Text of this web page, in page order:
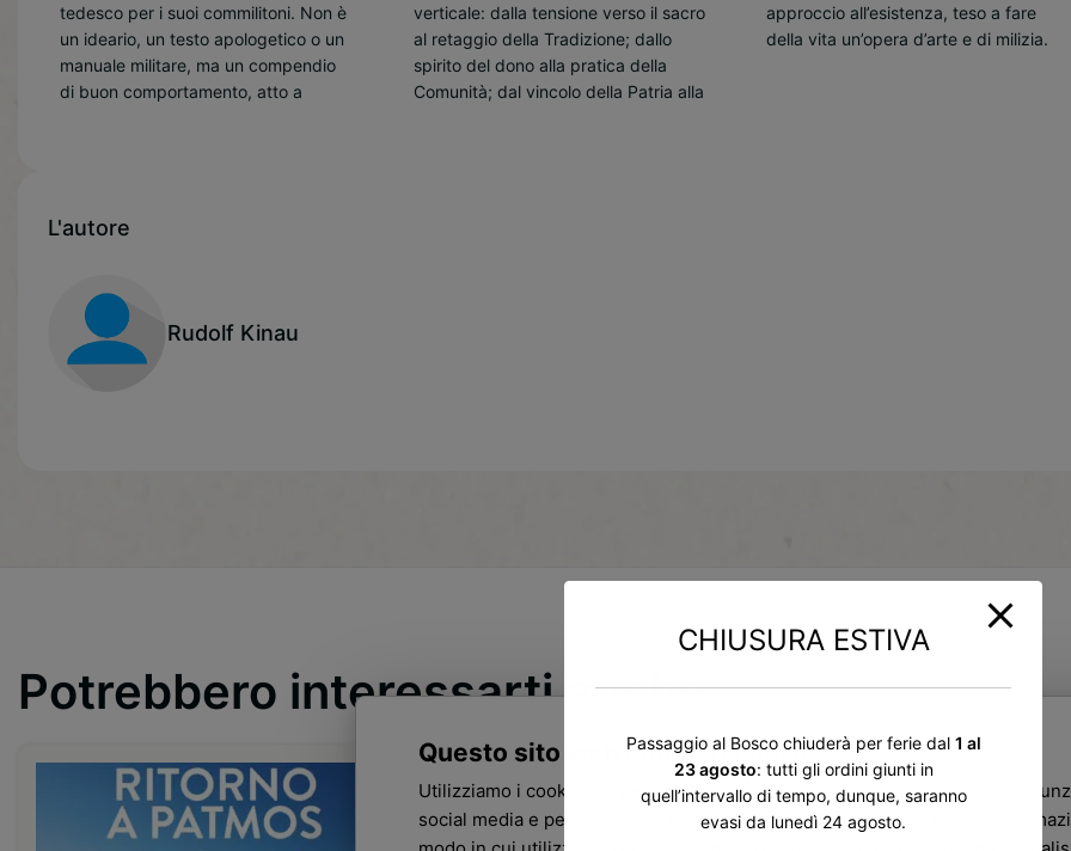
Questo sito web utilizza i cookie
Utilizziamo i cookie per personalizzare contenuti ed annunci, per fornire
social media e per analizzare il nostro traffico. Condividiamo inoltre
tedesco per i suoi commilitoni. Non è
un ideario, un testo apologetico o un
manuale militare, ma un compendio
di buon comportamento, atto a
verticale: dalla tensione verso il sacro
al retaggio della Tradizione; dallo
spirito del dono alla pratica della
Comunità; dal vincolo della Patria alla
approccio all’esistenza, teso a fare
della vita un’opera d’arte e di milizia.
L'autore
Rudolf Kinau
Potrebbero interessarti anche
CHIUSURA ESTIVA
Passaggio al Bosco chiuderà per ferie dal 1 al
23 agosto: tutti gli ordini giunti in
quell’intervallo di tempo, dunque, saranno
evasi da lunedì 24 agosto.